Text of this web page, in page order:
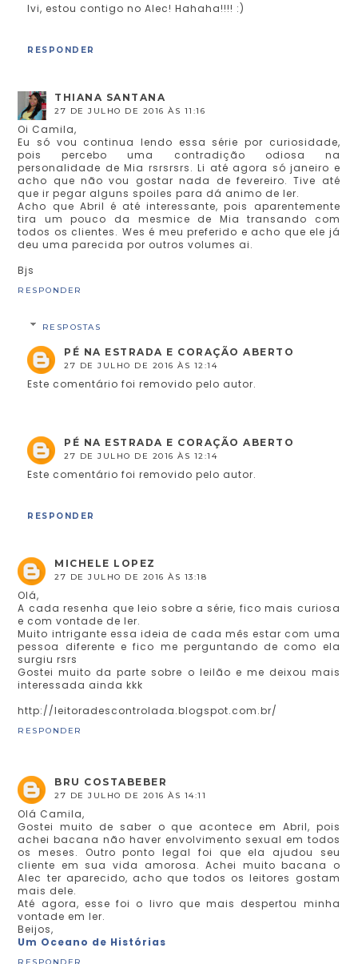
Ivi, estou contigo no Alec! Hahaha!!!! :)
RESPONDER
THIANA SANTANA
27 DE JULHO DE 2016 ÀS 11:16
Oi Camila,
Eu só vou continua lendo essa série por curiosidade,
pois percebo uma contradição odiosa na
personalidade de Mia rsrsrsrs. Li até agora só janeiro e
acho que não vou gostar nada de fevereiro. Tive até
que ir pegar alguns spoiles para dá animo de ler.
Acho que Abril é até interessante, pois aparentemente
tira um pouco da mesmice de Mia transando com
todos os clientes. Wes é meu preferido e acho que ele já
deu uma parecida por outros volumes ai.
Bjs
RESPONDER
RESPOSTAS
PÉ NA ESTRADA E CORAÇÃO ABERTO
27 DE JULHO DE 2016 ÀS 12:14
Este comentário foi removido pelo autor.
PÉ NA ESTRADA E CORAÇÃO ABERTO
27 DE JULHO DE 2016 ÀS 12:14
Este comentário foi removido pelo autor.
RESPONDER
MICHELE LOPEZ
27 DE JULHO DE 2016 ÀS 13:18
Olá,
A cada resenha que leio sobre a série, fico mais curiosa
e com vontade de ler.
Muito intrigante essa ideia de cada mês estar com uma
pessoa diferente e fico me perguntando de como ela
surgiu rsrs
Gostei muito da parte sobre o leilão e me deixou mais
interessada ainda kkk
http://leitoradescontrolada.blogspot.com.br/
RESPONDER
BRU COSTABEBER
27 DE JULHO DE 2016 ÀS 14:11
Olá Camila,
Gostei muito de saber o que acontece em Abril, pois
achei bacana não haver envolvimento sexual em todos
os meses. Outro ponto legal foi que ela ajudou seu
cliente em sua vida amorosa. Achei muito bacana o
Alec ter aparecido, acho que todos os leitores gostam
mais dele.
Até agora, esse foi o livro que mais despertou minha
vontade em ler.
Beijos,
Um Oceano de Histórias
RESPONDER